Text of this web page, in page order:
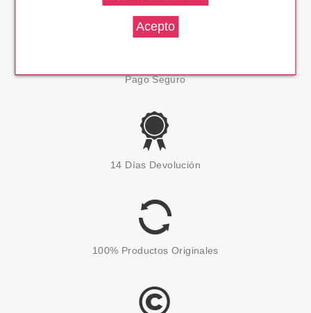
Pago Seguro
14 Días Devolución
100% Productos Originales